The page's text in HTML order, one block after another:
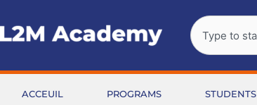
au
contenu
Rechercher
ACCEUIL PROGRAMS STUDENTS